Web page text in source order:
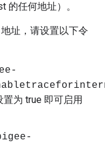
的任何地址）。
址，请设置以下令
为 true 即可启用